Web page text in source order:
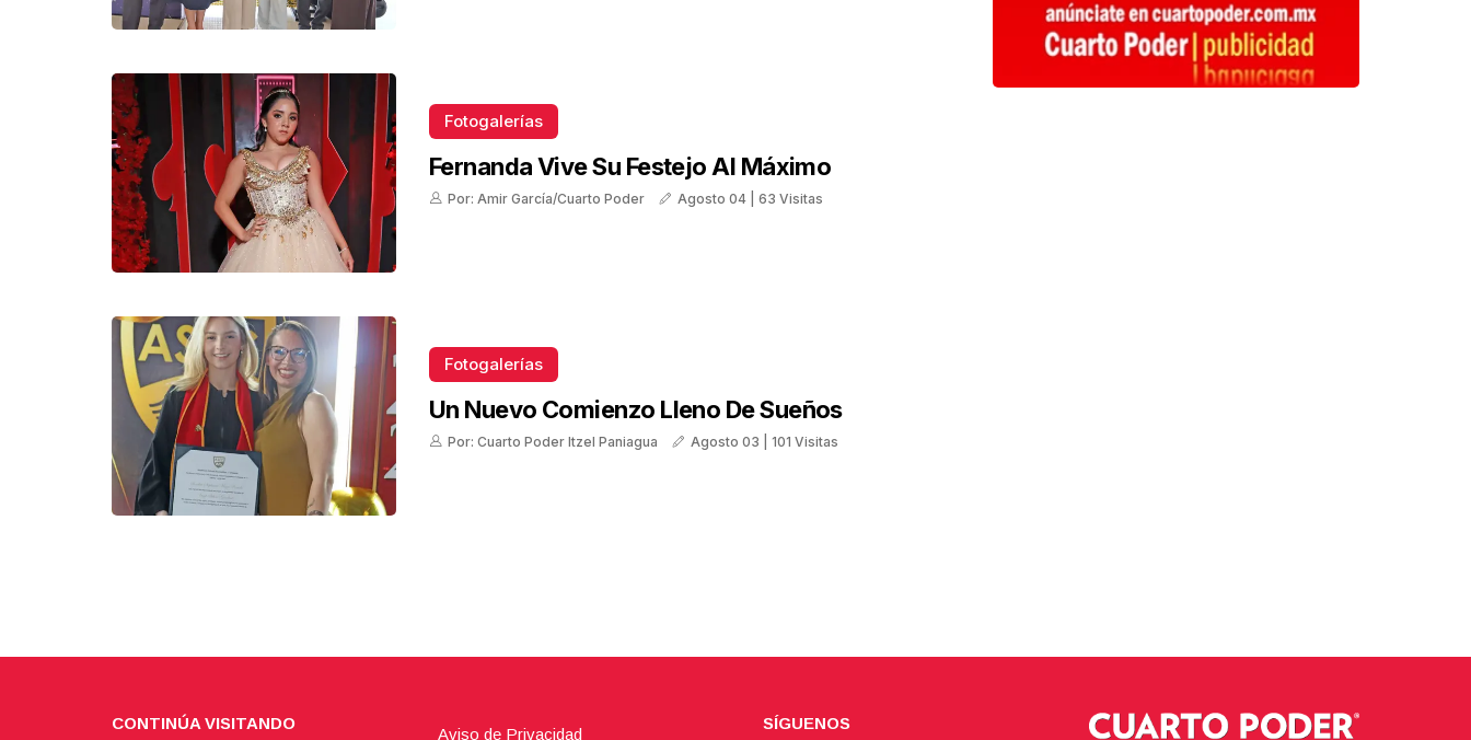
Fotogalerías
Fernanda Vive Su Festejo Al Máximo
Por: Amir García/Cuarto Poder Agosto 04 | 63 Visitas
Fotogalerías
Un Nuevo Comienzo Lleno De Sueños
Por: Cuarto Poder Itzel Paniagua Agosto 03 | 101 Visitas
CONTINÚA VISITANDO
Aviso de Privacidad
SÍGUENOS